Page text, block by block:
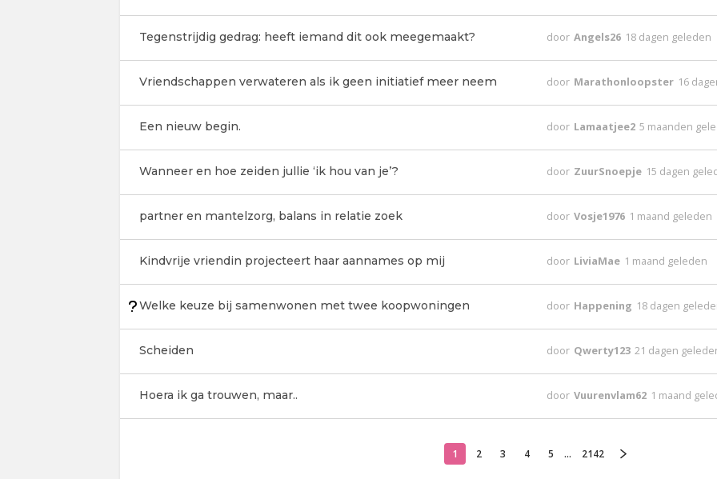
Tegenstrijdig gedrag: heeft iemand dit ook meegemaakt? door Angels26 18 dagen geleden
Vriendschappen verwateren als ik geen initiatief meer neem door Marathonloopster 16
Een nieuw begin. door Lamaatjee2 5 maanden
Wanneer en hoe zeiden jullie ‘ik hou van je’? door ZuurSnoepje 15 dagen
partner en mantelzorg, balans in relatie zoek door Vosje1976 1 maand geleden
Kindvrije vriendin projecteert haar aannames op mij door LiviaMae 1 maand geleden
Welke keuze bij samenwonen met twee koopwoningen door Happening 18 dagen
Scheiden door Qwerty123 21 dagen
Hoera ik ga trouwen, maar.. door Vuurenvlam62 1 maand
1 2 3 4 5 ... 2142